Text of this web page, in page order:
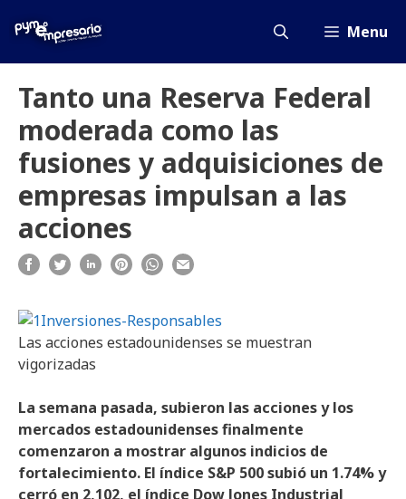
Menu
Tanto una Reserva Federal
moderada como las
fusiones y adquisiciones de
empresas impulsan a las
acciones
Las acciones estadounidenses se muestran
vigorizadas
La semana pasada, subieron las acciones y los
mercados estadounidenses finalmente
comenzaron a mostrar algunos indicios de
fortalecimiento. El índice S&P 500 subió un 1.74% y
cerró en 2,102, el índice Dow Jones Industrial